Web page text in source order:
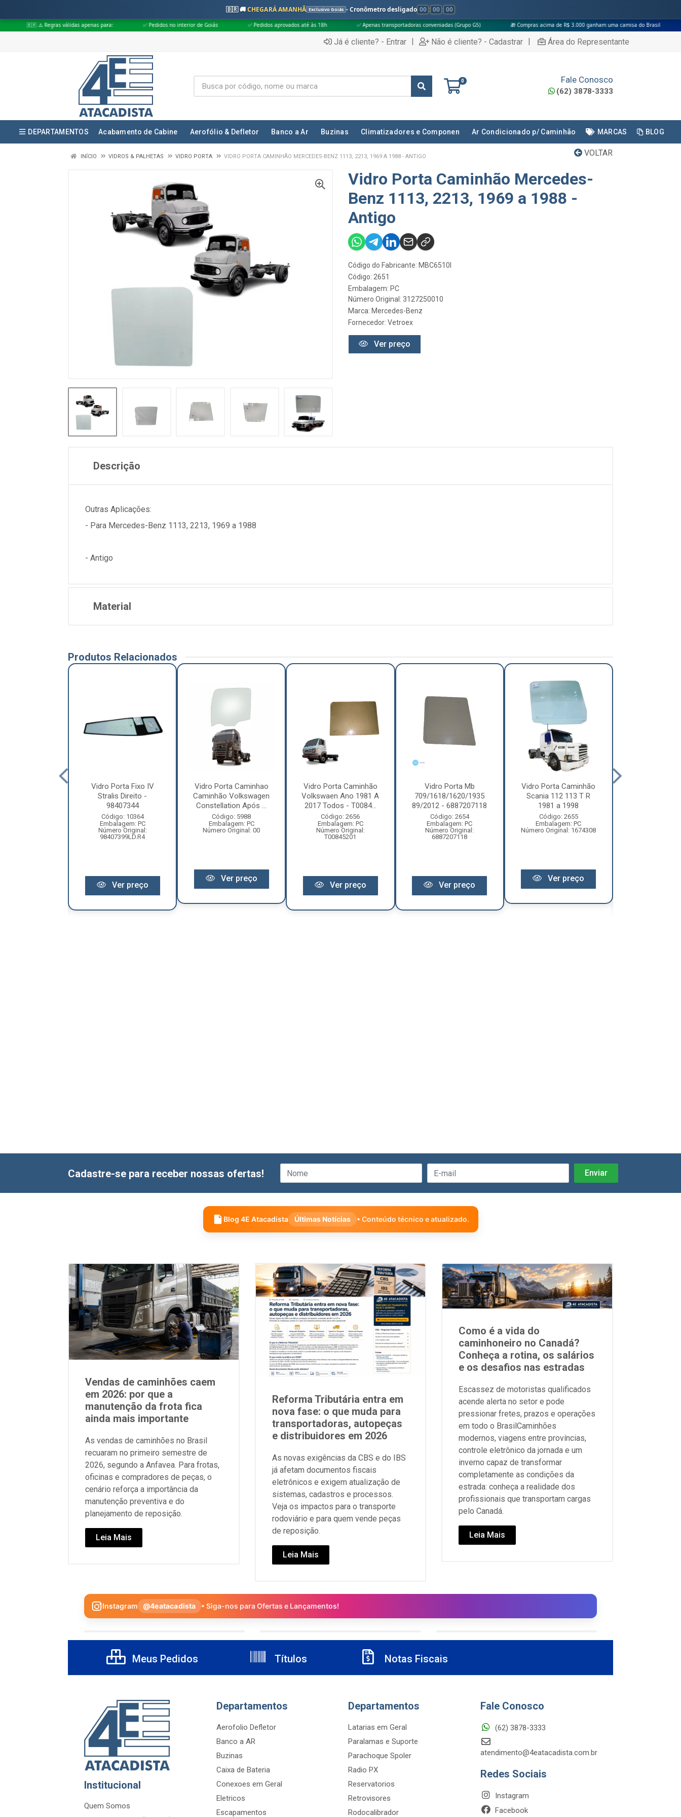
🇧🇷 🚚CHEGARÁ AMANHÃ Exclusivo Goiás - Cronômetro desligado 00 : 00 : 00
válidas apenas para: ✅ Pedidos no interior de Goiás ✅ Pedidos aprovados até às 18h ✅ Apenas transportadoras conveniadas (Grupo G5) 🎁 Compras acima de R$ 3.000 ganham uma camisa do Brasil
Já é cliente? - Entrar | Não é cliente? - Cadastrar | Área do Representante
0 Fale Conosco
(62) 3878-3333
DEPARTAMENTOS Acabamento de Cabine Aerofólio & Defletor Banco a Ar Buzinas Climatizadores e Componen Ar Condicionado p/ Caminhão MARCAS BLOG
VOLTAR
INÍCIO VIDROS & PALHETAS VIDRO PORTA VIDRO PORTA CAMINHÃO MERCEDES-BENZ 1113, 2213, 1969 A 1988 - ANTIGO
Vidro Porta Caminhão Mercedes-
Benz 1113, 2213, 1969 a 1988 -
Antigo
Código do Fabricante: MBC6510I
Código: 2651
Embalagem: PC
Número Original: 3127250010
Marca: Mercedes-Benz
Fornecedor: Vetroex
Ver preço
Descrição
Outras Aplicações:
- Para Mercedes-Benz 1113, 2213, 1969 a 1988
- Antigo
Material
Produtos Relacionados
Vidro Porta Fixo IV
Stralis Direito -
98407344
Código: 10364
Embalagem: PC
Número Original:
98407399LD.R4
Ver preço
Vidro Porta Caminhao
Caminhão Volkswagen
Constellation Após ...
Código: 5988
Embalagem: PC
Número Original: 00
Ver preço
Vidro Porta Caminhão
Volkswaen Ano 1981 A
2017 Todos - T0084...
Código: 2656
Embalagem: PC
Número Original:
T00845201
Ver preço
Vidro Porta Mb
709/1618/1620/1935
89/2012 - 6887207118
Código: 2654
Embalagem: PC
Número Original:
6887207118
Ver preço
Vidro Porta Caminhão
Scania 112 113 T R
1981 a 1998
Código: 2655
Embalagem: PC
Número Original: 1674308
Ver preço
Cadastre-se para receber nossas ofertas!
Blog 4E Atacadista Últimas Notícias • Conteúdo técnico e atualizado.
Vendas de caminhões caem
em 2026: por que a
manutenção da frota fica
ainda mais importante
As vendas de caminhões no Brasil
recuaram no primeiro semestre de
2026, segundo a Anfavea. Para frotas,
oficinas e compradores de peças, o
cenário reforça a importância da
manutenção preventiva e do
planejamento de reposição.
Leia Mais
Reforma Tributária entra em
nova fase: o que muda para
transportadoras, autopeças
e distribuidores em 2026
As novas exigências da CBS e do IBS
já afetam documentos fiscais
eletrônicos e exigem atualização de
sistemas, cadastros e processos.
Veja os impactos para o transporte
rodoviário e para quem vende peças
de reposição.
Leia Mais
Como é a vida do
caminhoneiro no Canadá?
Conheça a rotina, os salários
e os desafios nas estradas
Escassez de motoristas qualificados
acende alerta no setor e pode
pressionar fretes, prazos e operações
em todo o BrasilCaminhões
modernos, viagens entre províncias,
controle eletrônico da jornada e um
inverno capaz de transformar
completamente as condições da
estrada: conheça a realidade dos
profissionais que transportam cargas
pelo Canadá.
Leia Mais
Instagram @4eatacadista • Siga-nos para Ofertas e Lançamentos!
Meus Pedidos Títulos Notas Fiscais
Institucional
Quem Somos
Departamentos
Aerofolio Defletor
Banco a AR
Buzinas
Caixa de Bateria
Conexoes em Geral
Eletricos
Escapamentos
Departamentos
Latarias em Geral
Paralamas e Suporte
Parachoque Spoler
Radio PX
Reservatorios
Retrovisores
Rodocalibrador
Fale Conosco
(62) 3878-3333
atendimento@4eatacadista.com.br
Redes Sociais
Instagram
Facebook